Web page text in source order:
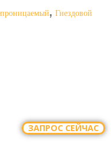
, Гнездовой
ЗАПРОС СЕЙЧАС